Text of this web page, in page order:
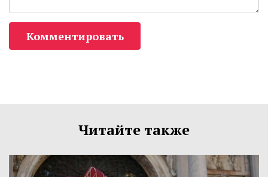
Комментировать
Читайте также